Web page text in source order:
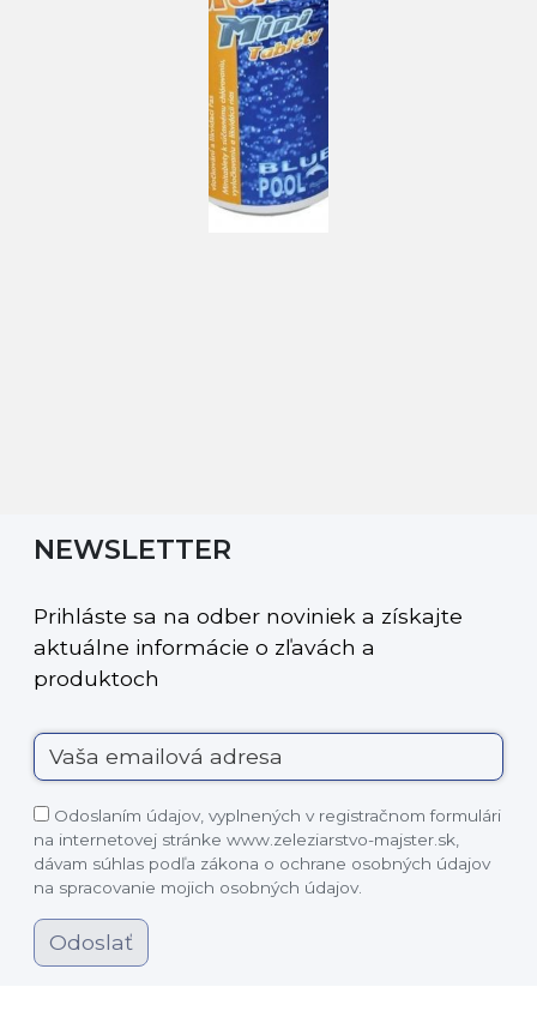
NEWSLETTER
Prihláste sa na odber noviniek a získajte
aktuálne informácie o zľavách a
produktoch
Odoslaním údajov, vyplnených v registračnom formulári
na internetovej stránke www.zeleziarstvo-majster.sk,
dávam súhlas podľa zákona o ochrane osobných údajov
na spracovanie mojich osobných údajov.
Odoslať